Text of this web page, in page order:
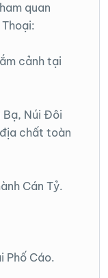
quan
cảnh tại
Bạ, Núi Đôi
chất toàn
Cán Tỷ.
Phố Cáo.